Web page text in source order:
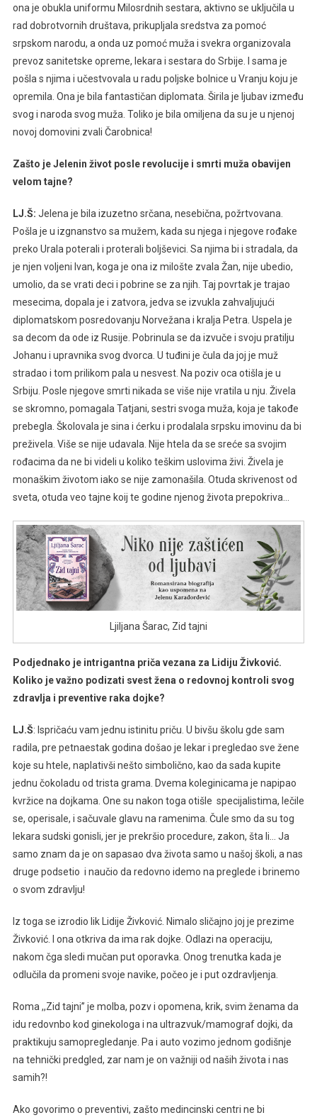
ona je obukla uniformu Milosrdnih sestara, aktivno se uključila u
rad dobrotvornih društava, prikupljala sredstva za pomoć
srpskom narodu, a onda uz pomoć muža i svekra organizovala
prevoz sanitetske opreme, lekara i sestara do Srbije. I sama je
pošla s njima i učestvovala u radu poljske bolnice u Vranju koju je
opremila. Ona je bila fantastičan diplomata. Širila je ljubav između
svog i naroda svog muža. Toliko je bila omiljena da su je u njenoj
novoj domovini zvali Čarobnica!
Zašto je Jelenin život posle revolucije i smrti muža obavijen
velom tajne?
LJ.Š: Jelena je bila izuzetno srčana, nesebična, požrtvovana.
Pošla je u izgnanstvo sa mužem, kada su njega i njegove rođake
preko Urala poterali i proterali boljševici. Sa njima bi i stradala, da
je njen voljeni Ivan, koga je ona iz milošte zvala Žan, nije ubedio,
umolio, da se vrati deci i pobrine se za njih. Taj povrtak je trajao
mesecima, dopala je i zatvora, jedva se izvukla zahvaljujući
diplomatskom posredovanju Norvežana i kralja Petra. Uspela je
sa decom da ode iz Rusije. Pobrinula se da izvuče i svoju pratilju
Johanu i upravnika svog dvorca. U tuđini je čula da joj je muž
stradao i tom prilikom pala u nesvest. Na poziv oca otišla je u
Srbiju. Posle njegove smrti nikada se više nije vratila u nju. Živela
se skromno, pomagala Tatjani, sestri svoga muža, koja je takođe
prebegla. Školovala je sina i ćerku i prodalala srpsku imovinu da bi
preživela. Više se nije udavala. Nije htela da se sreće sa svojim
rođacima da ne bi videli u koliko teškim uslovima živi. Živela je
monaškim životom iako se nije zamonašila. Otuda skrivenost od
sveta, otuda veo tajne koij te godine njenog života prepokriva…
Ljiljana Šarac, Zid tajni
Podjednako je intrigantna priča vezana za Lidiju Živković.
Koliko je važno podizati svest žena o redovnoj kontroli svog
zdravlja i preventive raka dojke?
LJ.Š: Ispričaću vam jednu istinitu priču. U bivšu školu gde sam
radila, pre petnaestak godina došao je lekar i pregledao sve žene
koje su htele, naplativši nešto simbolično, kao da sada kupite
jednu čokoladu od trista grama. Dvema koleginicama je napipao
kvržice na dojkama. One su nakon toga otišle specijalistima, lečile
se, operisale, i sačuvale glavu na ramenima. Čule smo da su tog
lekara sudski gonisli, jer je prekršio procedure, zakon, šta li… Ja
samo znam da je on sapasao dva života samo u našoj školi, a nas
druge podsetio i naučio da redovno idemo na preglede i brinemo
o svom zdravlju!
Iz toga se izrodio lik Lidije Živković. Nimalo sličajno joj je prezime
Živković. I ona otkriva da ima rak dojke. Odlazi na operaciju,
nakom čga sledi mučan put oporavka. Onog trenutka kada je
odlučila da promeni svoje navike, počeo je i put ozdravljenja.
Roma ,,Zid tajni’’ je molba, pozv i opomena, krik, svim ženama da
idu redovnbo kod ginekologa i na ultrazvuk/mamograf dojki, da
praktikuju samopregledanje. Pa i auto vozimo jednom godišnje
na tehnički predgled, zar nam je on važniji od naših života i nas
samih?!
Ako govorimo o preventivi, zašto medincinski centri ne bi